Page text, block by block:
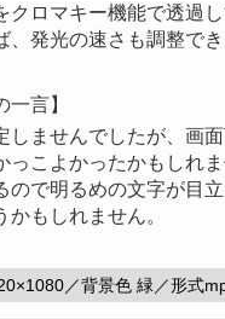
クロマキー機能で透過
、発光の速さも調整でき
一言】
しませんでしたが、画
っこよかったかもしれ
ので明るめの文字が目
かもしれません。
／背景色 緑／形式